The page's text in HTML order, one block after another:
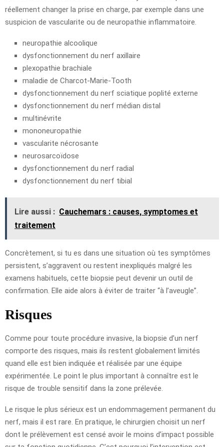
réellement changer la prise en charge, par exemple dans une
suspicion de vascularite ou de neuropathie inflammatoire.
neuropathie alcoolique
dysfonctionnement du nerf axillaire
plexopathie brachiale
maladie de Charcot-Marie-Tooth
dysfonctionnement du nerf sciatique poplité externe
dysfonctionnement du nerf médian distal
multinévrite
mononeuropathie
vascularite nécrosante
neurosarcoïdose
dysfonctionnement du nerf radial
dysfonctionnement du nerf tibial
Lire aussi : Cauchemars : causes, symptomes et
traitement
Concrètement, si tu es dans une situation où tes symptômes
persistent, s’aggravent ou restent inexpliqués malgré les
examens habituels, cette biopsie peut devenir un outil de
confirmation. Elle aide alors à éviter de traiter “à l’aveugle”.
Risques
Comme pour toute procédure invasive, la biopsie d’un nerf
comporte des risques, mais ils restent globalement limités
quand elle est bien indiquée et réalisée par une équipe
expérimentée. Le point le plus important à connaître est le
risque de trouble sensitif dans la zone prélevée.
Le risque le plus sérieux est un endommagement permanent du
nerf, mais il est rare. En pratique, le chirurgien choisit un nerf
dont le prélèvement est censé avoir le moins d’impact possible